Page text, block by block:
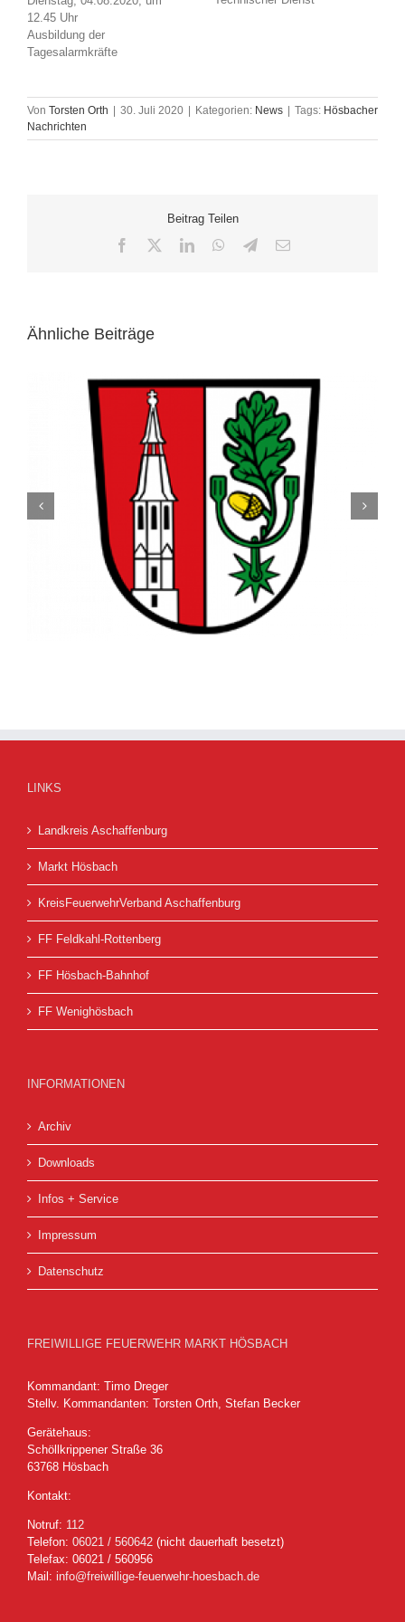
12.45 Uhr
Ausbildung der
Tagesalarmkräfte
Von Torsten Orth | 30. Juli 2020 | Kategorien: News | Tags: Hösbacher
Nachrichten
Beitrag Teilen
Facebook LinkedInWhatsApp
Telegram
E-
Ähnliche Beiträge
Hösbacher Nachrichten vom 23.07.2026
LINKS
Landkreis Aschaffenburg
Markt Hösbach
KreisFeuerwehrVerband Aschaffenburg
FF Feldkahl-Rottenberg
FF Hösbach-Bahnhof
FF Wenighösbach
INFORMATIONEN
Archiv
Downloads
Infos + Service
Impressum
Datenschutz
FREIWILLIGE FEUERWEHR MARKT HÖSBACH
Kommandant: Timo Dreger
Stellv. Kommandanten: Torsten Orth, Stefan Becker
Gerätehaus:
Schöllkrippener Straße 36
63768 Hösbach
Kontakt:
Notruf: 112
Telefon: 06021 / 560642 (nicht dauerhaft besetzt)
Telefax: 06021 / 560956
Mail: info@freiwillige-feuerwehr-hoesbach.de